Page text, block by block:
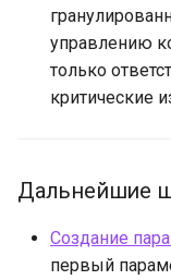
управлению
только
критические
Дальнейшие
Создание
первый